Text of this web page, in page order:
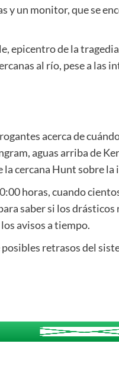
y un monitor, que se
epicentro de la
al río, pese a las
acerca de
aguas arriba de
la cercana Hunt sobre
horas, cuando
saber si los drásticos
avisos a tiempo.
retrasos del